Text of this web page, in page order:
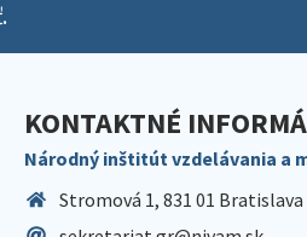
KONTAKTNÉ
Národný inštitút vzdelávania a
Stromová 1, 831 01 Bratislava